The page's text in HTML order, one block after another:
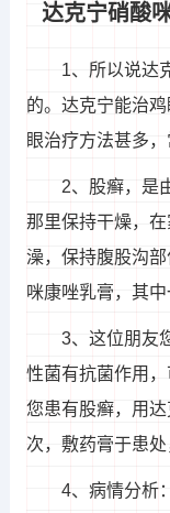
达克宁硝酸
1、所以说达
的。达克宁能治
眼治疗方法甚多
2、股癣，是
那里保持干燥，
澡，保持腹股沟部
咪康唑乳膏，其中
3、这位朋友
性菌有抗菌作用，
您患有股癣，用
次，敷药膏于患处
4、病情分析